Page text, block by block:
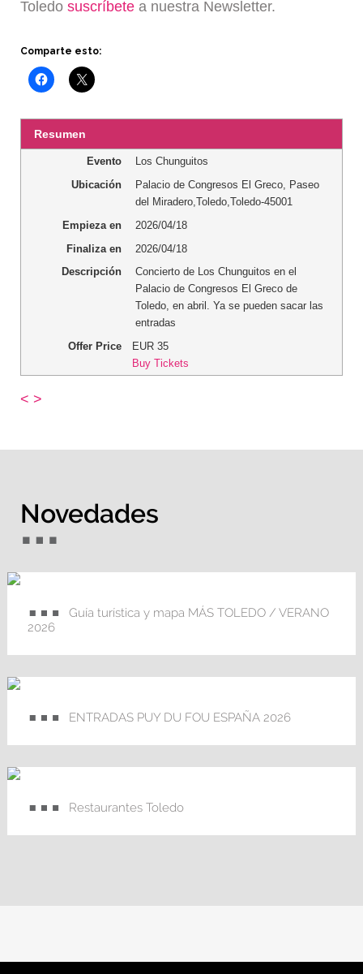
Toledosuscríbete a nuestra Newsletter.
Comparte esto:
Resumen
Evento
Los Chunguitos
Ubicación
Palacio de Congresos El Greco, Paseo
del Miradero,Toledo,Toledo-45001
Empieza en
2026/04/18
Finaliza en
2026/04/18
Descripción
Concierto de Los Chunguitos en el
Palacio de Congresos El Greco de
Toledo, en abril. Ya se pueden sacar las
entradas
Offer Price
EUR 35
Buy Tickets
< >
Novedades
Guía turística y mapa MÁS TOLEDO / VERANO
2026
ENTRADAS PUY DU FOU ESPAÑA 2026
Restaurantes Toledo